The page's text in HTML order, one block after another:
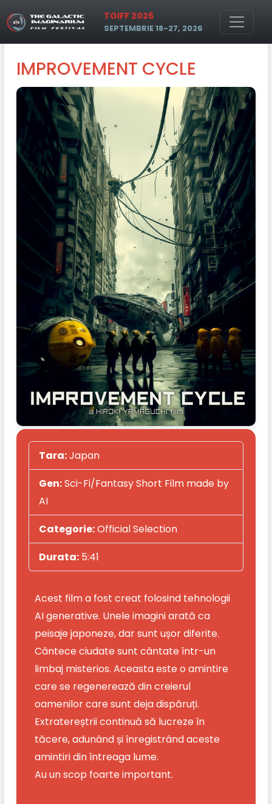
TGIFF 2026
SEPTEMBRIE 18-27, 2026
IMPROVEMENT CYCLE
Tara:Japan
Gen:Sci-Fi/Fantasy Short Film made by
AI
Categorie:Official Selection
Durata:5:41
Acest film a fost creat folosind tehnologii
AI generative. Unele imagini arată ca
peisaje japoneze, dar sunt ușor diferite.
Cântece ciudate sunt cântate într-un
limbaj misterios. Aceasta este o amintire
care se regenerează din creierul
oamenilor care sunt deja dispăruți.
Extratereștrii continuă să lucreze în
tăcere, adunând și înregistrând aceste
amintiri din întreaga lume.
Au un scop foarte important.